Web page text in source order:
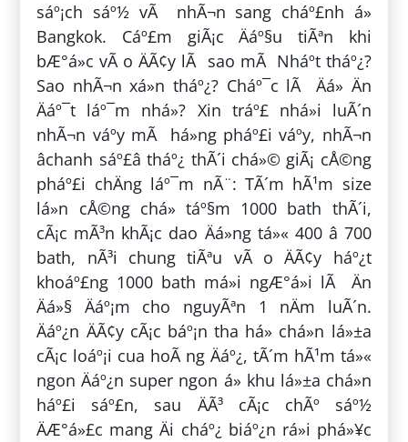
sáº¡ch sáº½ vÃ nhÃ¬n sang cháº£nh á»
Bangkok. Cáº£m giÃ¡c Äáº§u tiÃªn khi
bÆ°á»c vÃ o ÄÃ¢y lÃ sao mÃ Nháº­t tháº¿?
Sao nhÃ¬n xá»n tháº¿? Cháº¯c lÃ Äá» Än
Äáº¯t láº¯m nhá»? Xin tráº£ nhá»i luÃ´n
nhÃ¬n váº­y mÃ há»ng pháº£i váº­y, nhÃ¬n
âchanh sáº£â tháº¿ thÃ´i chá»© giÃ¡ cÅ©ng
pháº£i chÄng láº¯m nÃ¨: TÃ´m hÃ¹m size
lá»n cÅ©ng chá» táº§m 1000 bath thÃ´i,
cÃ¡c mÃ³n khÃ¡c dao Äá»ng tá»« 400 â 700
bath, nÃ³i chung tiÃªu vÃ o ÄÃ¢y háº¿t
khoáº£ng 1000 bath má»i ngÆ°á»i lÃ Än
Äá»§ Äáº¡m cho nguyÃªn 1 nÄm luÃ´n.
Äáº¿n ÄÃ¢y cÃ¡c báº¡n tha há» chá»n lá»±a
cÃ¡c loáº¡i cua hoÃ ng Äáº¿, tÃ´m hÃ¹m tá»«
ngon Äáº¿n super ngon á» khu lá»±a chá»n
háº£i sáº£n, sau ÄÃ³ cÃ¡c chÃº sáº½
ÄÆ°á»£c mang Äi cháº¿ biáº¿n rá»i phá»¥c